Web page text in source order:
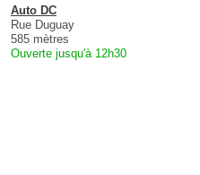
Auto DC
Rue Duguay
585 mètres
Ouverte jusqu'à 12h30